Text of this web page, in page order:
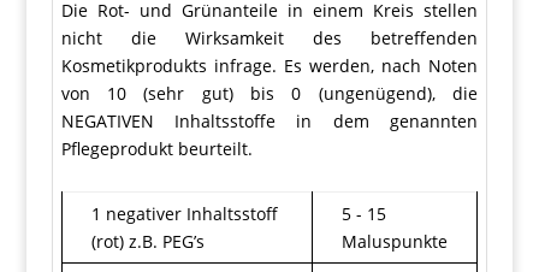
Die Rot- und Grünanteile in einem Kreis stellen
nicht die Wirksamkeit des betreffenden
Kosmetikprodukts infrage. Es werden, nach Noten
von 10 (sehr gut) bis 0 (ungenügend), die
NEGATIVEN Inhaltsstoffe in dem genannten
Pflegeprodukt beurteilt.
1 negativer Inhaltsstoff
(rot) z.B. PEG’s
5 - 15
Maluspunkte